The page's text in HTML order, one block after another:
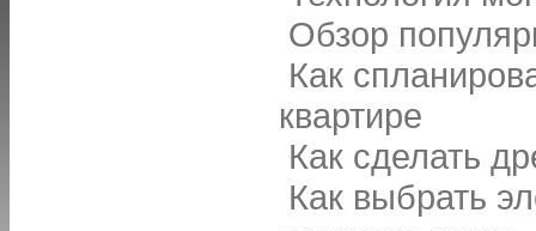
Обзор
Как
квартире
Как сделать
Как выбрать